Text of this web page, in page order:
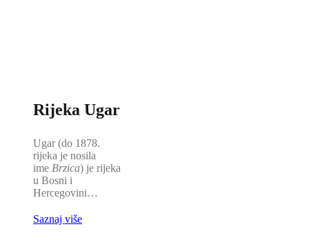
Rijeka Ugar
Ugar (do 1878.
rijeka je nosila
ime Brzica) je rijeka
u Bosni i
Hercegovini…
Saznaj više